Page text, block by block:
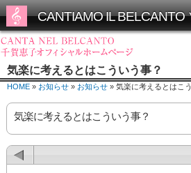
気楽に考えるとはこういう事？
HOME » お知らせ » お知らせ » 気楽に考えるとはこ
気楽に考えるとはこういう事？